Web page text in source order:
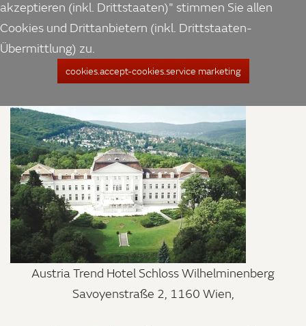
akzeptieren (inkl. Drittstaaten)" stimmen Sie allen
Cookies und Drittanbietern (inkl. Drittstaaten-
Übermittlung) zu.
cookies.accept-cookies.service marketing
Austria Trend Hotel Schloss Wilhelminenberg
Savoyenstraße 2, 1160 Wien,